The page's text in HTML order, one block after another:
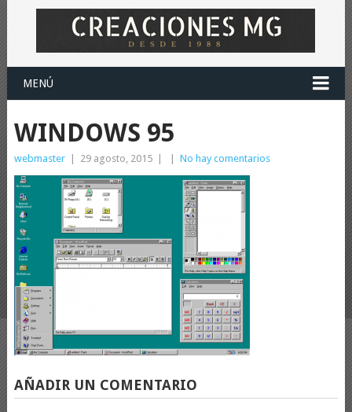
MENÚ
WINDOWS 95
webmaster 29 agosto, 2015 No hay comentarios
AÑADIR UN COMENTARIO